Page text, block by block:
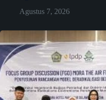
Agustus 7, 2026